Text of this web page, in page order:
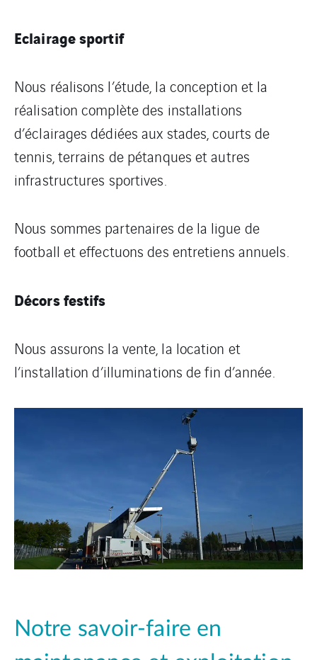
Eclairage sportif
Nous réalisons l’étude, la conception et la
réalisation complète des installations
d’éclairages dédiées aux stades, courts de
tennis, terrains de pétanques et autres
infrastructures sportives.
Nous sommes partenaires de la ligue de
football et effectuons des entretiens annuels.
Décors festifs
Nous assurons la vente, la location et
l’installation d’illuminations de fin d’année.
Notre savoir-faire en